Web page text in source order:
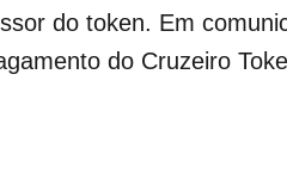
do token. Em
do Cruzeiro